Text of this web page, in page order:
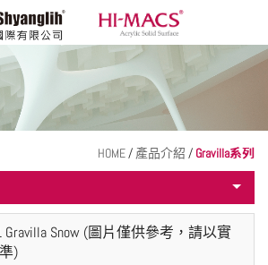
限公司
品牌介紹
最新消息
聯絡我們
HOME/ 產品介紹 / Gravilla系列
Gravilla Snow (圖片僅供參考，請以實
)